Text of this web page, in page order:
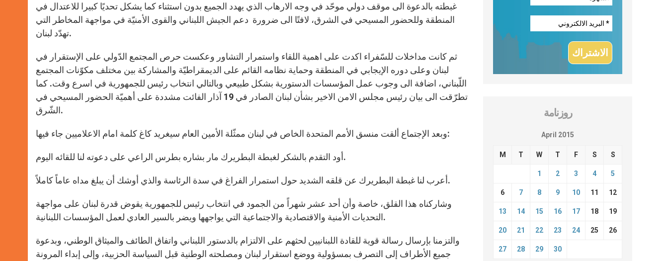
غبطته بالدعوة الى موقف دولي موحّد في وجه الارهاب الذي يهدد الجميع بدون استثناء كما يشكل تحديًا كبيرا للاعتدال في
المنطقة وللحضور المسيحي في الشرق، لافتًا الى ضرورة دعم الجيش اللبناني والقوى الأمنيّة في مواجهة المخاطر التي
تهدّد لبنان.
ثم كانت مداخلات للسّفراء اكدت على اهمية اللقاء واستمرار التشاور وعكست حرص المجتمع الدّولي على الإستقرار في
لبنان وعلى دوره الإيجابي في المنطقة وحماية نظامه القائم على الديمقراطيّة والمشاركة بين مختلف مكوّنات المجتمع
اللّبناني، اضافة الى وجوب عمل المؤسسات الدستورية بشكل طبيعي وبالتالي انتخاب رئيس للجمهورية في اسرع وقت. كما
تطرّقت الى بيان رئيس مجلس الامن الاخير بشأن لبنان الصادر في 19 آذار الفائت مشددة على أهميّة الحضور المسيحي في
الشّرق.
وبعد الإجتماع ألقت منسق الأمم المتحدة الخاص في لبنان ممثّلة الأمين العام سيغريد كاغ كلمة امام الاعلاميين جاء فيها:
أود التقدم بالشكر لغبطة البطريرك مار بشاره بطرس الراعي على دعوته لنا للقائه اليوم.
أعرب لنا غبطة البطريرك عن قلقه الشديد حول استمرار الفراغ في سدة الرئاسة والذي أوشك أن يبلغ مداه عاماً كاملاً.
وشاركناه هذا القلق، خاصة وأن أحد عشر شهراً من الجمود في انتخاب رئيس للجمهورية يقوض قدرة لبنان على مواجهة
التحديات الأمنية والاقتصادية والاجتماعية التي يواجهها ويضر بالسير العادي لعمل المؤسسات اللبنانية.
والتزمنا بإرسال رسالة قوية للقادة اللبنانيين لحثهم على الالتزام بالدستور اللبناني واتفاق الطائف والميثاق الوطني، وبدعوة
جميع الأطراف إلى التصرف بمسؤولية ووضع استقرار لبنان ومصلحته الوطنية قبل السياسة الحزبية، وإلى إبداء المرونة
روزنامة
April 2015
M T W T F S S
1 2 3 4 5
6 7 8 9 10 11 12
13 14 15 16 17 18 19
20 21 22 23 24 25 26
27 28 29 30